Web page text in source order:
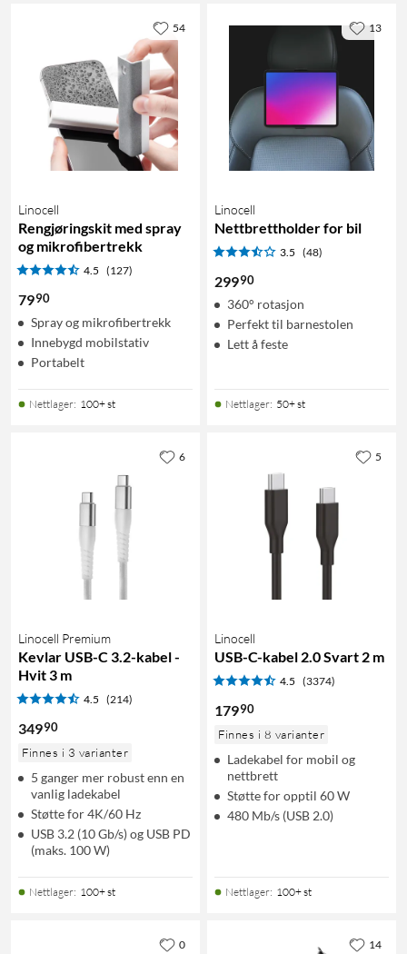
Linocell
Rengjøringskit med spray
og mikrofibertrekk
4.5 (127)
7990
Spray og mikrofibertrekk
Innebygd mobilstativ
Portabelt
Nettlager: 100+ st
54
Linocell
Nettbrettholder for bil
3.5 (48)
29990
360° rotasjon
Perfekt til barnestolen
Lett å feste
Nettlager: 50+ st
13
Linocell Premium
Kevlar USB-C 3.2-kabel -
Hvit 3 m
4.5 (214)
34990
Finnes i 3 varianter
5 ganger mer robust enn en
vanlig ladekabel
Støtte for 4K/60 Hz
USB 3.2 (10 Gb/s) og USB PD
(maks. 100 W)
Nettlager: 100+ st
6
Linocell
USB-C-kabel 2.0 Svart 2 m
4.5 (3374)
17990
Finnes i 8 varianter
Ladekabel for mobil og
nettbrett
Støtte for opptil 60 W
480 Mb/s (USB 2.0)
Nettlager: 100+ st
5
0 14